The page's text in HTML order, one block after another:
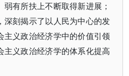
有所扶上不断取得新进展；
深刻揭示了以人民为中心的发
主义政治经济学中的价值引领
主义政治经济学的体系化提高